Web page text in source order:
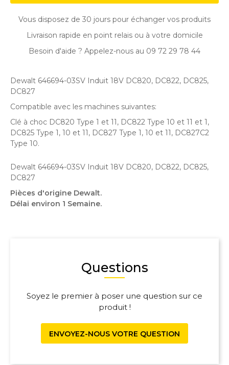
Vous disposez de 30 jours pour échanger vos produits
Livraison rapide en point relais ou à votre domicile
Besoin d'aide ? Appelez-nous au 09 72 29 78 44
Dewalt 646694-03SV Induit 18V DC820, DC822, DC825,
DC827
Compatible avec les machines suivantes:
Clé à choc DC820 Type 1 et 11, DC822 Type 10 et 11 et 1,
DC825 Type 1, 10 et 11, DC827 Type 1, 10 et 11, DC827C2
Type 10.
Dewalt 646694-03SV Induit 18V DC820, DC822, DC825,
DC827
Pièces d'origine Dewalt.
Délai environ 1 Semaine.
Questions
Soyez le premier à poser une question sur ce
produit !
ENVOYEZ-NOUS VOTRE QUESTION